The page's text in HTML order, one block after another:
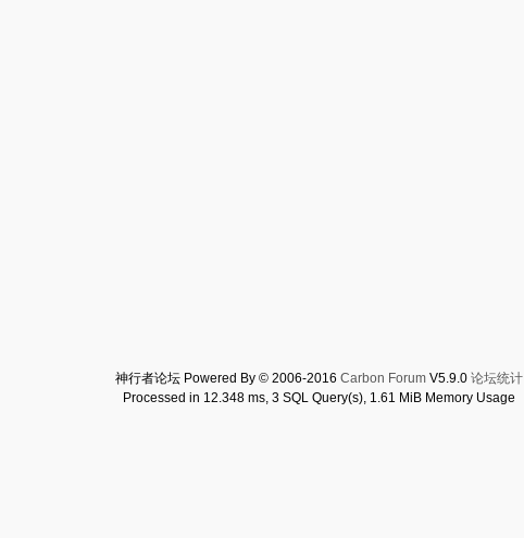
神行者论坛 Powered By © 2006-2016 Carbon ForumV5.9.0 论坛统计
Processed in 12.348 ms, 3 SQL Query(s), 1.61 MiB Memory Usage